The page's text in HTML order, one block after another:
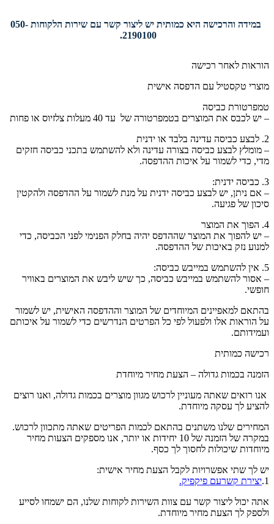
במידה והרכישה היא כמותית יש ליצור קשר עם שירות הלקוחות 050-
2190100.
הוראות לאחר רכישה
מוצרי טקסטיל עם הדפסה אישית
טמפרטורת כביסה
– יש לכבס את המוצרים בטמפרטורה של עד 40 מעלות צלזיוס או פחות
2. לבצע כביסה עדינה בלבד או ידנית
– מומלץ לבצע כביסה בצורה עדינה ולא להשתמש בתכני כביסה חזקים
מדי, כדי לשמור על איכות ההדפסה.
3. כביסה ידנית:
– אם ניתן, יש לבצע כביסה ידנית על מנת לשמור על ההדפסה ולהקטין
סיכון של פגיעה.
4. הפוך את המוצר
– יש להפוך את המוצר שההדפס יהיה בחלק הפנימי לפני הכביסה, כדי
למנוע נזק באיכות של ההדפסה.
5. אין להשתמש במייבש כביסה:
– אסור להשתמש במייבש כביסה, כך שיש ליבש את המוצרים באוויר
חופשי.
בהתאם למאפיינים המיוחדים של המוצר וההדפסה האישית, יש לשמור
על הוראות אלו ולפעול לפי כל הפרטים הנדרשים כדי לשמור על איכותם
ועמידותם.
רכישה כמותית
הזמנה בכמות גדולה – הצעת מחיר מיוחדת
אנו רואים שאתה מעוניין לרכוש מגוון מוצרים בכמות גדולה, ואנו רוצים
להציע לך עסקה מיוחדת.
המחירים שלנו משתנים בהתאם לכמות הפריטים שאתה מתכוון לרכוש.
במקרה של הזמנה של 10 יחידות או יותר, אנו מספקים הצעות מחיר
מיוחדות שיכולות לחסוך לך כסף.
יש לך שתי אפשרויות לקבל הצעת מחיר אישית:
1. יצירת קשרעם פיקפיק.
אתה יכול ליצור קשר עם צוות השירות לקוחות שלנו, הם ישמחו לסייע
ולספק לך הצעת מחיר מיוחדת.